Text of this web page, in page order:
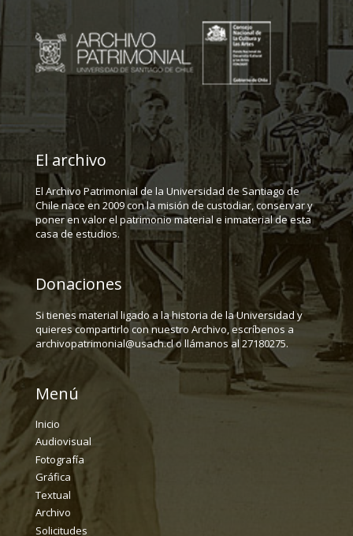
El archivo
El Archivo Patrimonial de la Universidad de Santiago de
Chile nace en 2009 con la misión de custodiar, conservar y
poner en valor el patrimonio material e inmaterial de esta
casa de estudios.
Donaciones
Si tienes material ligado a la historia de la Universidad y
quieres compartirlo con nuestro Archivo, escríbenos a
archivopatrimonial@usach.cl o llámanos al 27180275.
Menú
Inicio
Audiovisual
Fotografía
Gráfica
Textual
Archivo
Solicitudes